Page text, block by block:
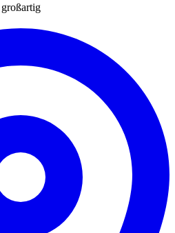
großartig